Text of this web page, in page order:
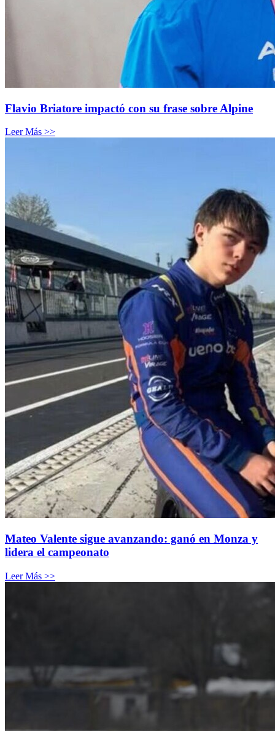
Flavio Briatore impactó con su frase sobre Alpine
Leer Más >>
Mateo Valente sigue avanzando: ganó en Monza y
lidera el campeonato
Leer Más >>